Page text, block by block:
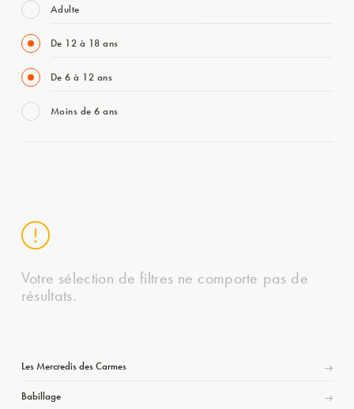
Adulte
De 12 à 18 ans
De 6 à 12 ans
Moins de 6 ans
Votre sélection de filtres ne comporte pas de
résultats.
Les Mercredis des Carmes
Babillage